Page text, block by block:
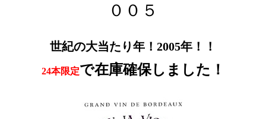
００５
世紀の大当たり年！2005年！！
24本限定で在庫確保しました！